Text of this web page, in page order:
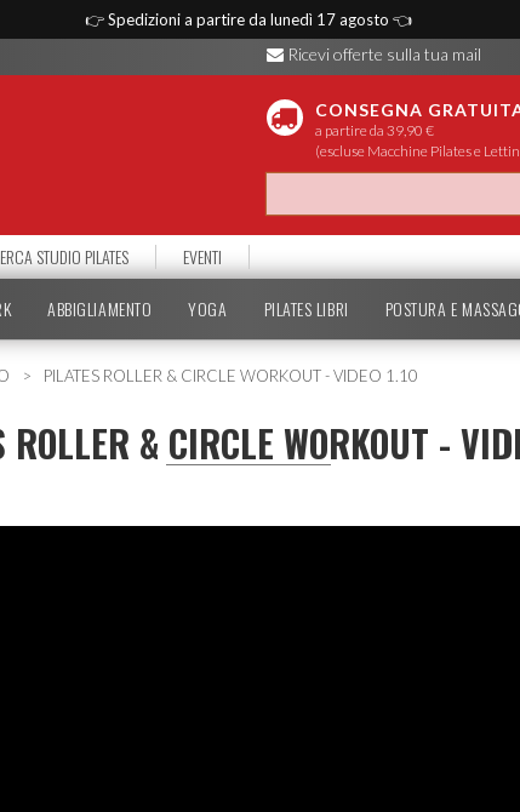
👉Spedizioni a partire da lunedì 17 agosto 👈
Ricevi offerte sulla tua mail
CONSEGNA
a partire da 39,90 €
(escluse Macchine Pilates e
STUDIO PILATES EVENTI
ABBIGLIAMENTO YOGA PILATES LIBRI POSTURA E
PILATES ROLLER & CIRCLE WORKOUT - VIDEO 1.10
ROLLER & CIRCLE WORKOUT -